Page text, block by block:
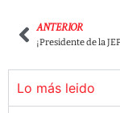
ANTERIOR
Lo más leido